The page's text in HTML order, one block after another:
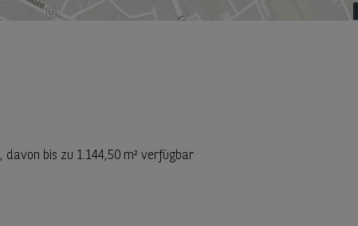
, davon bis zu 1.144,50 m² verfügbar